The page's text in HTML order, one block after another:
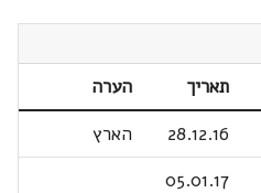
תאריך
הערה
28.12.16
הארץ
05.01.17